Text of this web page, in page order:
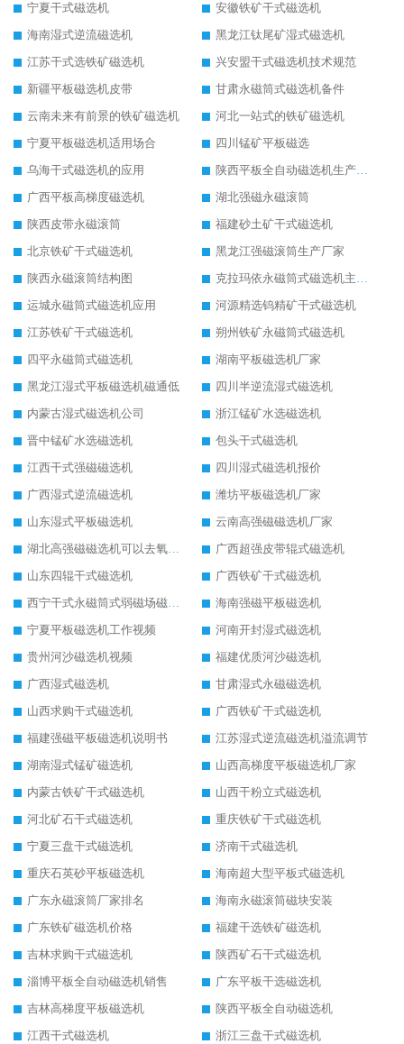
宁夏干式磁选机
安徽铁矿干式磁选机
海南湿式逆流磁选机
黑龙江钛尾矿湿式磁选机
江苏干式选铁矿磁选机
兴安盟干式磁选机技术规范
新疆平板磁选机皮带
甘肃永磁筒式磁选机备件
云南未来有前景的铁矿磁选机
河北一站式的铁矿磁选机
宁夏平板磁选机适用场合
四川锰矿平板磁选
乌海干式磁选机的应用
陕西平板全自动磁选机生产厂家
广西平板高梯度磁选机
湖北强磁永磁滚筒
陕西皮带永磁滚筒
福建砂土矿干式磁选机
北京铁矿干式磁选机
黑龙江强磁滚筒生产厂家
陕西永磁滚筒结构图
克拉玛依永磁筒式磁选机主要技术参数
运城永磁筒式磁选机应用
河源精选钨精矿干式磁选机
江苏铁矿干式磁选机
朔州铁矿永磁筒式磁选机
四平永磁筒式磁选机
湖南平板磁选机厂家
黑龙江湿式平板磁选机磁通低
四川半逆流湿式磁选机
内蒙古湿式磁选机公司
浙江锰矿水选磁选机
晋中锰矿水选磁选机
包头干式磁选机
江西干式强磁磁选机
四川湿式磁选机报价
广西湿式逆流磁选机
潍坊平板磁选机厂家
山东湿式平板磁选机
云南高强磁磁选机厂家
湖北高强磁磁选机可以去氧化铝
广西超强皮带辊式磁选机
山东四辊干式磁选机
广西铁矿干式磁选机
西宁干式永磁筒式弱磁场磁选机结构图
海南强磁平板磁选机
宁夏平板磁选机工作视频
河南开封湿式磁选机
贵州河沙磁选机视频
福建优质河沙磁选机
广西湿式磁选机
甘肃湿式永磁磁选机
山西求购干式磁选机
广西铁矿干式磁选机
福建强磁平板磁选机说明书
江苏湿式逆流磁选机溢流调节
湖南湿式锰矿磁选机
山西高梯度平板磁选机厂家
内蒙古铁矿干式磁选机
山西干粉立式磁选机
河北矿石干式磁选机
重庆铁矿干式磁选机
宁夏三盘干式磁选机
济南干式磁选机
重庆石英砂平板磁选机
海南超大型平板式磁选机
广东永磁滚筒厂家排名
海南永磁滚筒磁块安装
广东铁矿磁选机价格
福建干选铁矿磁选机
吉林求购干式磁选机
陕西矿石干式磁选机
淄博平板全自动磁选机销售
广东平板干选磁选机
吉林高梯度平板磁选机
陕西平板全自动磁选机
江西干式磁选机
浙江三盘干式磁选机